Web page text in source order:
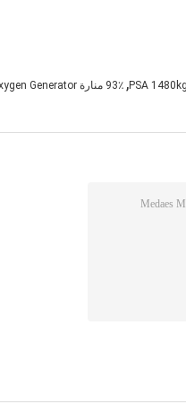
, 93٪ منارة Medaes Oxygen Generator